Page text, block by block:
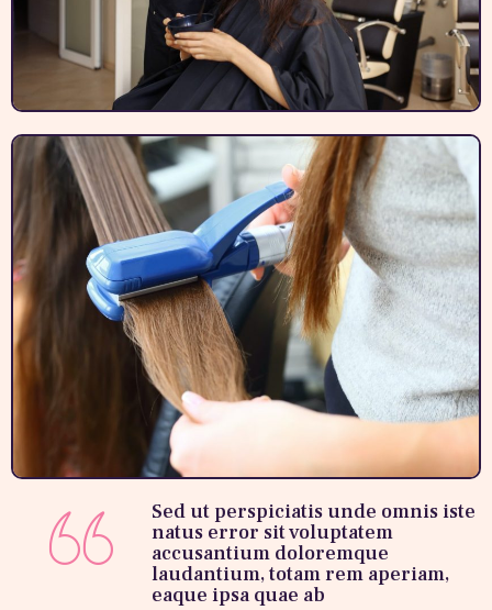
Sed ut perspiciatis unde omnis iste
natus error sit voluptatem
accusantium doloremque
laudantium, totam rem aperiam,
eaque ipsa quae ab